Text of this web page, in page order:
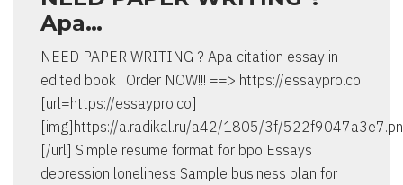
Apa…
NEED PAPER WRITING ? Apa citation essay in
edited book . Order NOW!!! ==> https://essaypro.co
[url=https://essaypro.co]
[img]https://a.radikal.ru/a42/1805/3f/
[/url] Simple resume format for bpo Essays
depression loneliness Sample business plan for